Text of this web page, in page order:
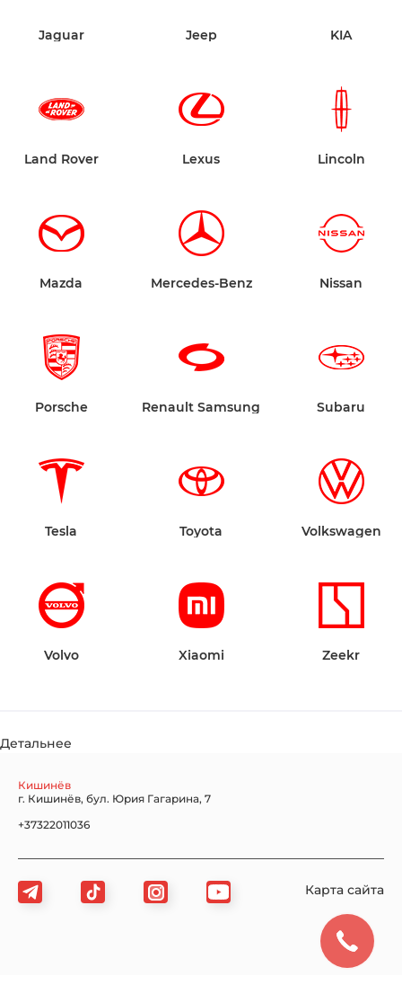
Jaguar Jeep KIA
Land Rover Lexus Lincoln
Mazda Mercedes-Benz Nissan
Porsche Renault Samsung Subaru
Tesla Toyota Volkswagen
Volvo Xiaomi Zeekr
Детальнее
Кишинёв
г. Кишинёв, бул. Юрия Гагарина, 7
+37322011036
Карта сайта